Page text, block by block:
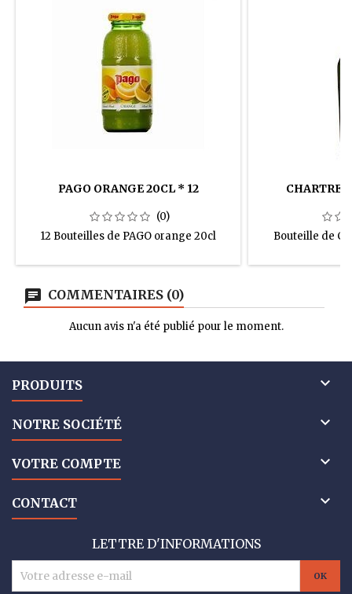
PAGO ORANGE 20CL * 12
(0)
12 Bouteilles de PAGO orange 20cl
Bouteille de
COMMENTAIRES (0)
Aucun avis n'a été publié pour le moment.
PRODUITS 
NOTRE SOCIÉTÉ 
VOTRE COMPTE 
CONTACT 
LETTRE D'INFORMATIONS